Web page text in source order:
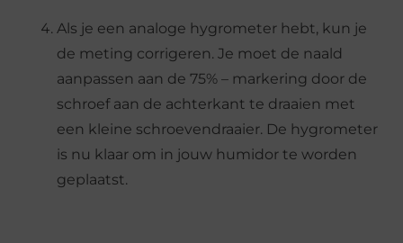
Als je een analoge hygrometer hebt, kun je
de meting corrigeren. Je moet de naald
aanpassen aan de 75% – markering door de
schroef aan de achterkant te draaien met
een kleine schroevendraaier. De hygrometer
is nu klaar om in jouw humidor te worden
geplaatst.